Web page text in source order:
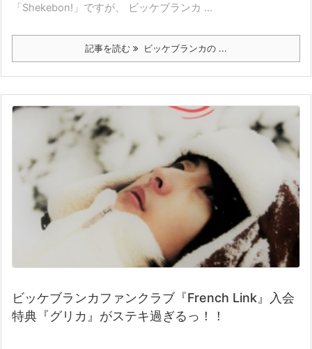
「Shekebon!」ですが、 ビッケブランカ ...
記事を読む ビッケブランカの ...
ビッケブランカファンクラブ『French Link』入会
特典『グリカ』がステキ過ぎるっ！！